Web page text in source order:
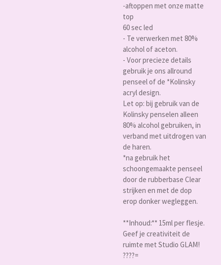
-aftoppen met onze matte
top
60 sec led
- Te verwerken met 80%
alcohol of aceton.
- Voor precieze details
gebruik je ons allround
penseel of de *Kolinsky
acryl design.
Let op: bij gebruik van de
Kolinsky penselen alleen
80% alcohol gebruiken, in
verband met uitdrogen van
de haren.
*na gebruik het
schoongemaakte penseel
door de rubberbase Clear
strijken en met de dop
erop donker wegleggen.
**Inhoud:** 15ml per flesje.
Geef je creativiteit de
ruimte met Studio GLAM!
????=